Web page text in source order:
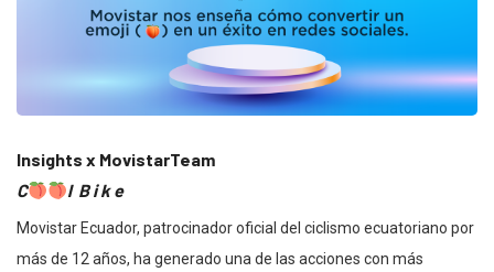
Insights x MovistarTeam
C
l B i k e
Movistar Ecuador, patrocinador oficial del ciclismo ecuatoriano por
más de 12 años, ha generado una de las acciones con más